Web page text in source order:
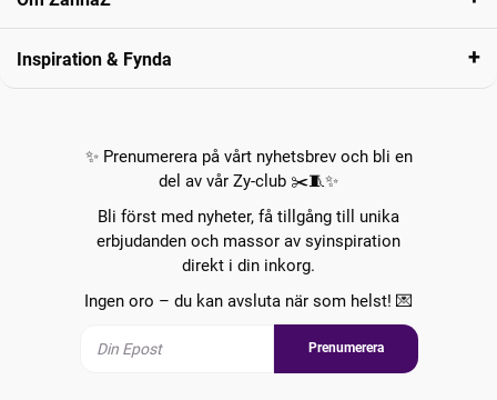
Inspiration & Fynda
✨ Prenumerera på vårt nyhetsbrev och bli en
del av vår Zy-club ✂️🧵✨
Bli först med nyheter, få tillgång till unika
erbjudanden och massor av syinspiration
direkt i din inkorg.
Ingen oro – du kan avsluta när som helst! 💌
Prenumerera